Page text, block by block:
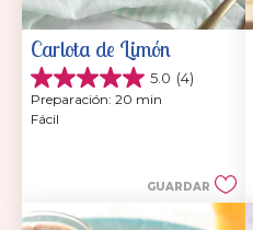
Carlota de Limón
5.0 (4)
5.0
de
5
Preparación: 20 min
Fácil
GUARDAR